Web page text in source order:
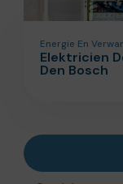
Energie En
Elektricien
Den Bosch